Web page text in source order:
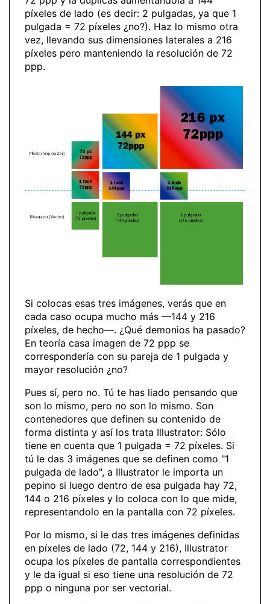
píxeles de lado (es decir: 2 pulgadas, ya que 1
pulgada = 72 píxeles ¿no?). Haz lo mismo otra
vez, llevando sus dimensiones laterales a 216
píxeles pero manteniendo la resolución de 72
ppp.
Si colocas esas tres imágenes, verás que en
cada caso ocupa mucho más —144 y 216
píxeles, de hecho—. ¿Qué demonios ha pasado?
En teoría casa imagen de 72 ppp se
correspondería con su pareja de 1 pulgada y
mayor resolución ¿no?
Pues sí, pero no. Tú te has liado pensando que
son lo mismo, pero no son lo mismo. Son
contenedores que definen su contenido de
forma distinta y así los trata Illustrator: Sólo
tiene en cuenta que 1 pulgada = 72 píxeles. Si
tú le das 3 imágenes que se definen como "1
pulgada de lado", a Illustrator le importa un
pepino si luego dentro de esa pulgada hay 72,
144 o 216 píxeles y lo coloca con lo que mide,
representandolo en la pantalla con 72 píxeles.
Por lo mismo, si le das tres imágenes definidas
en píxeles de lado (72, 144 y 216), Illustrator
ocupa los píxeles de pantalla correspondientes
y le da igual si eso tiene una resolución de 72
ppp o ninguna por ser vectorial.